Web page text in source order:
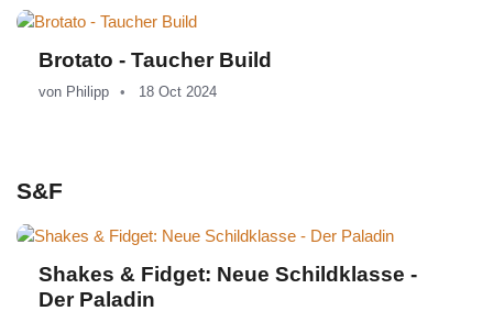
Brotato - Taucher Build
von Philipp 18 Oct 2024
S&F
Shakes & Fidget: Neue Schildklasse -
Der Paladin